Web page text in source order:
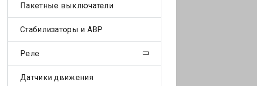
Пакетные выключатели
Стабилизаторы и АВР
Реле
Датчики движения